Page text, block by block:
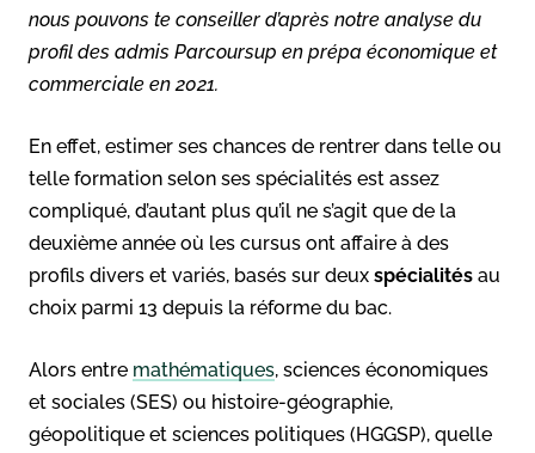
nous pouvons te conseiller d’après notre analyse du
profil des admis Parcoursup en prépa économique et
commerciale en 2021.
En effet, estimer ses chances de rentrer dans telle ou
telle formation selon ses spécialités est assez
compliqué, d’autant plus qu’il ne s’agit que de la
deuxième année où les cursus ont affaire à des
profils divers et variés, basés sur deux spécialités au
choix parmi 13 depuis la réforme du bac.
Alors entre mathématiques, sciences économiques
et sociales (SES) ou histoire-géographie,
géopolitique et sciences politiques (HGGSP), quelle